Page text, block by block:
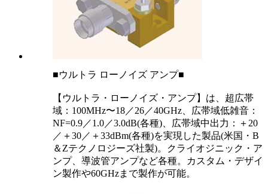
■ウルトラ ローノイズ アンプ■
【ウルトラ・ローノイズ・アンプ】は、超広帯
域：100MHz〜18／26／40GHz、広帯域低雑音：
NF=0.9／1.0／3.0dB(各種)、広帯域中出力：＋20
／＋30／＋33dBm(各種)を実現した製品(米国・B
＆Zテクノロジーズ社製)。クライオジニック・ア
ンプ、導波管アンプなど各種。カスタム・デザイ
ン製作や60GHzまで製作が可能。